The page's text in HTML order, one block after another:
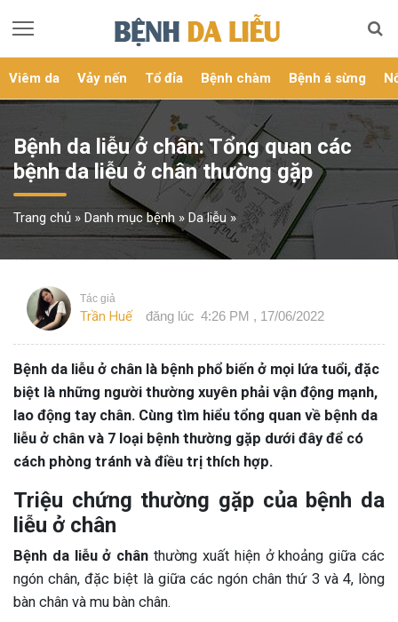
Viêm da Vảy nến Tổ đỉa Bệnh chàm Bệnh á sừng
Bệnh da liễu ở chân: Tổng quan các
bệnh da liễu ở chân thường gặp
Trang chủ » Danh mục bệnh » Da liễu »
Tác giả
Trần Huế đăng lúc 4:26 PM , 17/06/2022
Bệnh da liễu ở chân là bệnh phổ biến ở mọi lứa tuổi, đặc
biệt là những người thường xuyên phải vận động mạnh,
lao động tay chân. Cùng tìm hiểu tổng quan về bệnh da
liễu ở chân và 7 loại bệnh thường gặp dưới đây để có
cách phòng tránh và điều trị thích hợp.
Triệu chứng thường gặp của bệnh da
liễu ở chân
Bệnh da liễu ở chân thường xuất hiện ở khoảng giữa các
ngón chân, đặc biệt là giữa các ngón chân thứ 3 và 4, lòng
bàn chân và mu bàn chân.